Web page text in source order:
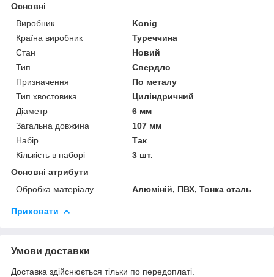
Основні
Виробник
Konig
Країна виробник
Туреччина
Стан
Новий
Тип
Свердло
Призначення
По металу
Тип хвостовика
Циліндричний
Діаметр
6 мм
Загальна довжина
107 мм
Набір
Так
Кількість в наборі
3 шт.
Основні атрибути
Обробка матеріалу
Алюміній, ПВХ, Тонка сталь
Приховати
Умови доставки
Доставка здійснюється тільки по передоплаті.